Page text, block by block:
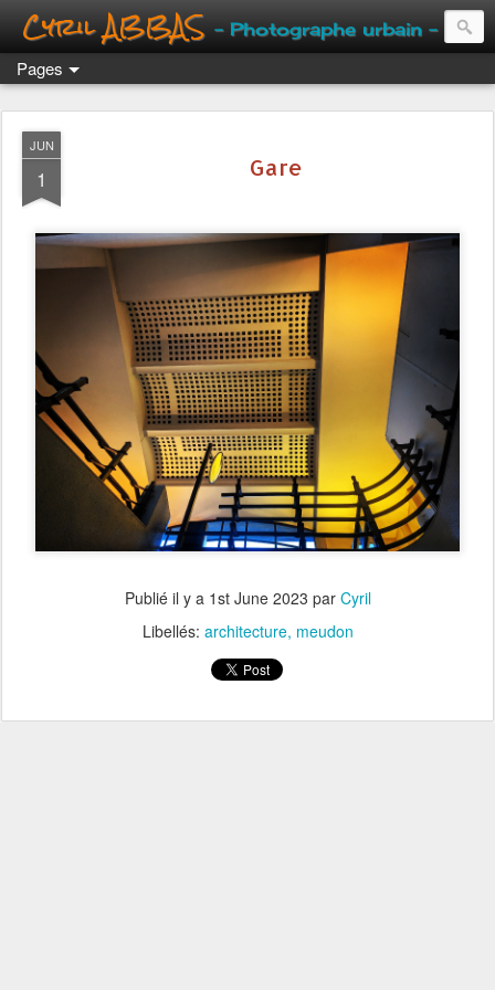
Cyril ABBAS - Photographe urbain -
Pages
JUN
1 Gare
Publié il y a 1st June 2023 par Cyril
Libellés: architecture meudon